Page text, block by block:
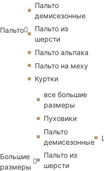
Пальто
Пальто
демисезонные
Пальто из
шерсти
Пальто альпака
Пальто на меху
Куртки
Большие
размеры
все большие
размеры
Пуховики
Пальто
демисезонные
Пальто из
шерсти